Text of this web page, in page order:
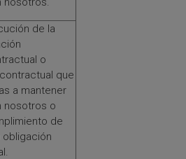
de la
o
que
a mantener
nosotros o
de
obligación